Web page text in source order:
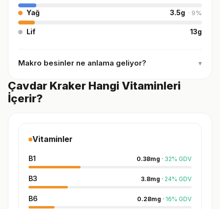
Yağ 3.5g · 9%
Lif 13g
Makro besinler ne anlama geliyor? ▾
Çavdar Kraker Hangi Vitaminleri
İçerir?
Vitaminler
B1 0.38mg · 32% GDV
B3 3.8mg · 24% GDV
B6 0.28mg · 16% GDV